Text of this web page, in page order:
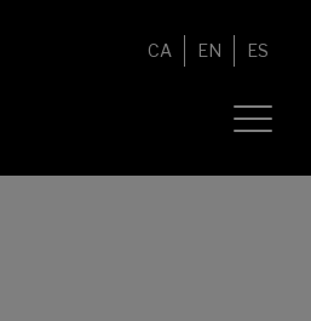
CA EN ES